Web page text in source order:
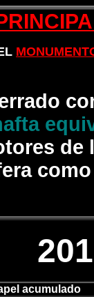
de
acumulado